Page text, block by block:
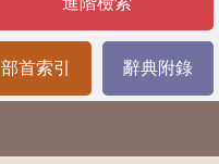
部首索引 辭典附錄